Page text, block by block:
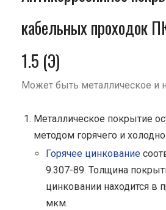
кабельных проходок
1.5 (Э)
Может быть металлическое и
Металлическое покрытие
методом горячего и
Горячее цинкование
9.307-89. Толщина
цинковании находится в
мкм.